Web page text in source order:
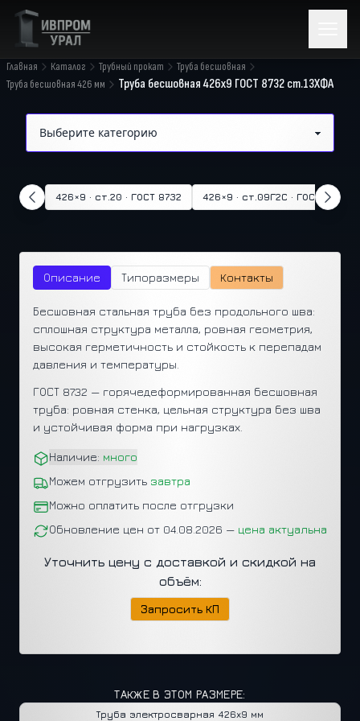
Главная Каталог Трубный прокат
Труба бесшовная
Труба бесшовная 426 мм
Труба бесшовная 426х9 ГОСТ 8732 ст.13ХФА
426×9 · ст.20 · ГОСТ 8732 426×9 · ст.09Г2С · ГОСТ 8732
Описание Типоразмеры Контакты
Бесшовная стальная труба без продольного шва:
сплошная структура металла, ровная геометрия,
высокая герметичность и стойкость к перепадам
давления и температуры.
ГОСТ 8732 — горячедеформированная бесшовная
труба: ровная стенка, цельная структура без шва
и устойчивая форма при нагрузках.
Наличие: много
Можем отгрузить завтра
Можно оплатить после отгрузки
Обновление цен от 04.08.2026 — цена актуальна
Уточнить цену с доставкой и скидкой на
объём:
Запросить КП
ТАКЖЕ В ЭТОМ РАЗМЕРЕ:
Труба электросварная 426x9 мм